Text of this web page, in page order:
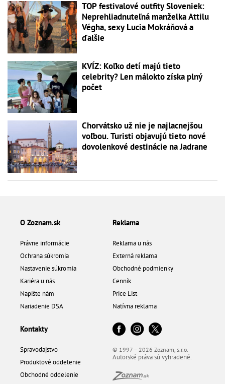
TOP festivalové outfity Sloveniek:
Neprehliadnuteľná manželka Attilu
Végha, sexy Lucia Mokráňová a
ďalšie
KVÍZ: Koľko detí majú tieto
celebrity? Len málokto získa plný
počet
Chorvátsko už nie je najlacnejšou
voľbou. Turisti objavujú tieto nové
dovolenkové destinácie na Jadrane
O Zoznam.sk
Právne informácie
Ochrana súkromia
Nastavenie súkromia
Kariéra u nás
Napíšte nám
Nariadenie DSA
Reklama
Reklama u nás
Externá reklama
Obchodné podmienky
Cenník
Price List
Natívna reklama
Kontakty
Spravodajstvo
Produktové oddelenie
Obchodné oddelenie
© 1997 – 2026 Zoznam, s.r.o.
Autorské práva sú vyhradené.